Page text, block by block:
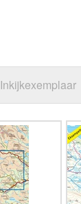
Inkijkexemplaar